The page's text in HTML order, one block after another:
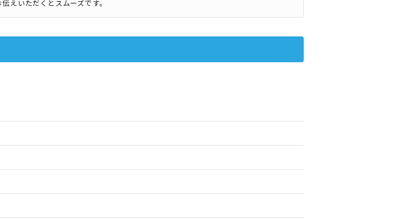
えいただくとスムーズです。